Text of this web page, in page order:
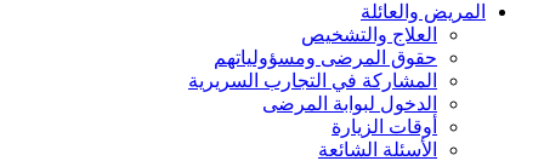
المريض والعائلة
العلاج والتشخيص
حقوق المرضى ومسؤولياتهم
المشاركة في التجارب السريرية
الدخول لبوابة المرضى
أوقات الزيارة
الأسئلة الشائعة